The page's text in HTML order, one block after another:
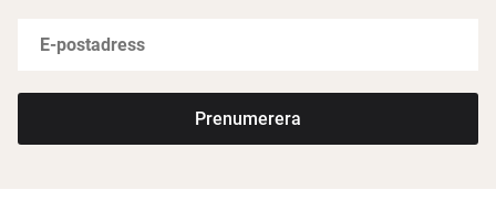
Prenumerera